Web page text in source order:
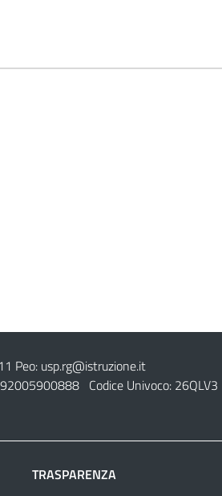
Peo: usp.rg@istruzione.it
Codice Univoco:
TRASPARENZA